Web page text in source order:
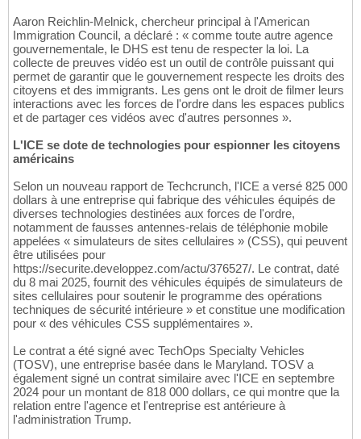
Aaron Reichlin-Melnick, chercheur principal à l'American
Immigration Council, a déclaré : « comme toute autre agence
gouvernementale, le DHS est tenu de respecter la loi. La
collecte de preuves vidéo est un outil de contrôle puissant qui
permet de garantir que le gouvernement respecte les droits des
citoyens et des immigrants. Les gens ont le droit de filmer leurs
interactions avec les forces de l'ordre dans les espaces publics
et de partager ces vidéos avec d'autres personnes ».
L'ICE se dote de technologies pour espionner les citoyens
américains
Selon un nouveau rapport de Techcrunch, l'ICE a versé 825 000
dollars à une entreprise qui fabrique des véhicules équipés de
diverses technologies destinées aux forces de l'ordre,
notamment de fausses antennes-relais de téléphonie mobile
appelées « simulateurs de sites cellulaires » (CSS), qui peuvent
être utilisées pour
https://securite.developpez.com/actu/376527/. Le contrat, daté
du 8 mai 2025, fournit des véhicules équipés de simulateurs de
sites cellulaires pour soutenir le programme des opérations
techniques de sécurité intérieure » et constitue une modification
pour « des véhicules CSS supplémentaires ».
Le contrat a été signé avec TechOps Specialty Vehicles
(TOSV), une entreprise basée dans le Maryland. TOSV a
également signé un contrat similaire avec l'ICE en septembre
2024 pour un montant de 818 000 dollars, ce qui montre que la
relation entre l'agence et l'entreprise est antérieure à
l'administration Trump.